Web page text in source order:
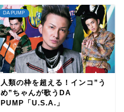
DA PUMP
人類の枠を超える！インコ”う
め”ちゃんが歌うDA
PUMP「U.S.A.」